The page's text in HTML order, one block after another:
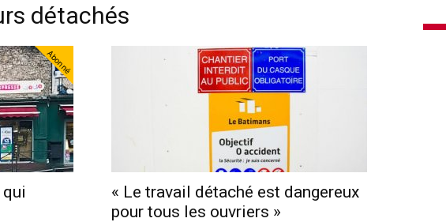
détachés
Abonné
« Le travail détaché est dangereux
pour tous les ouvriers »